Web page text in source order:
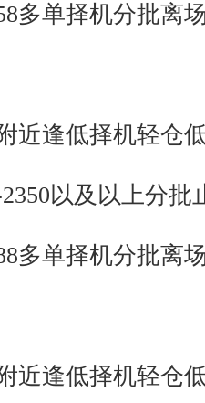
单择机分批离
逢低择机轻仓
以及以上分批
单择机分批离
逢低择机轻仓